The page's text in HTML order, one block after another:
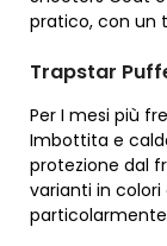
pratico, con un
Trapstar
Per I mesi più
Imbottita e
protezione dal
varianti in colori